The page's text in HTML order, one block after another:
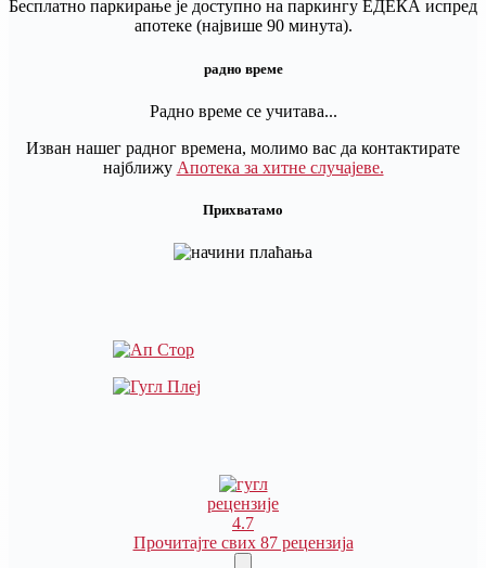
Бесплатно паркирање је доступно на паркингу ЕДЕКА испред
апотеке (највише 90 минута).
радно време
Радно време се учитава...
Изван нашег радног времена, молимо вас да контактирате
најближу Апотека за хитне случајеве.
Прихватамо
рецензије
4.7
Прочитајте свих 87 рецензија